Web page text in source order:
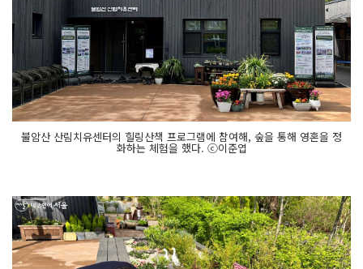
불암산 산림치유센터의 힐링산책 프로그램에 참여해, 숲을 통해 영혼을 정
화하는 체험을 했다. ⓒ이준엽